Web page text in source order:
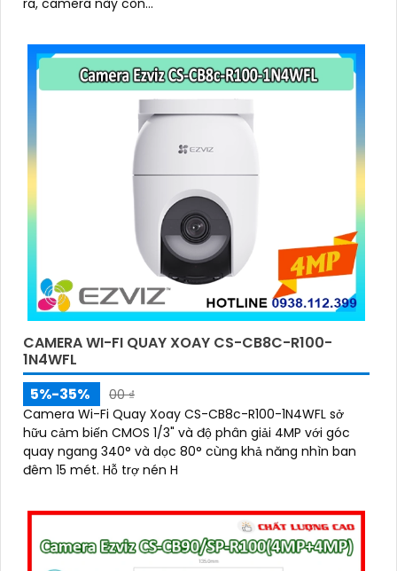
ra, camera này còn...
CAMERA WI-FI QUAY XOAY CS-CB8C-R100-
1N4WFL
5%-35%
00 ₫
Camera Wi-Fi Quay Xoay CS-CB8c-R100-1N4WFL sở
hữu cảm biến CMOS 1/3" và độ phân giải 4MP với góc
quay ngang 340° và dọc 80° cùng khả năng nhìn ban
đêm 15 mét. Hỗ trợ nén H